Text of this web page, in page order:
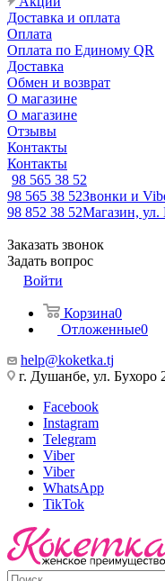
Доставка и оплата
Оплата
Оплата по Единому QR
Доставка
Обмен и возврат
О магазине
О магазине
Отзывы
Контакты
Контакты
98 565 38 52
98 565 38 52Звонки и
98 852 38 52Магазин, ул.
Заказать звонок
Задать вопрос
Войти
Корзина0
Отложенные0
help@koketka.tj
г. Душанбе, ул. Бухоро
Facebook
Instagram
Telegram
Viber
Viber
WhatsApp
TikTok